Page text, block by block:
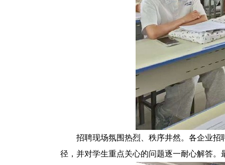
招聘现场氛围热烈、秩序井然。 各企业招
径 ， 并对学生重点关心的问题逐一耐心解答。